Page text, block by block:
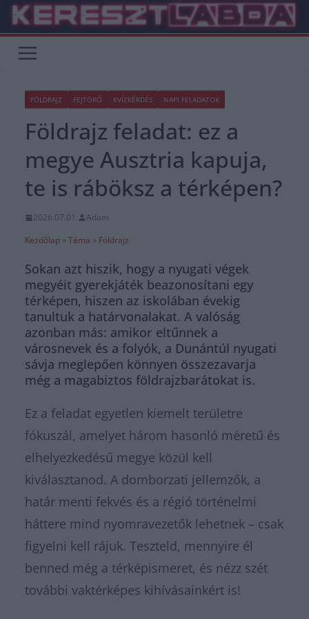
Skip
content
FÖLDRAJZ FEJTÖRŐ KVÍZKÉRDÉS NAPI FELADATOK
Földrajz feladat: ez a
megye Ausztria kapuja,
te is ráböksz a térképen?
2026.07.01.
Adam
Kezdőlap » Téma » Földrajz
Sokan azt hiszik, hogy a nyugati végek
megyéit gyerekjáték beazonosítani egy
térképen, hiszen az iskolában évekig
tanultuk a határvonalakat. A valóság
azonban más: amikor eltűnnek a
városnevek és a folyók, a Dunántúl nyugati
sávja meglepően könnyen összezavarja
még a magabiztos földrajzbarátokat is.
Ez a feladat egyetlen kiemelt területre
fókuszál, amelyet három hasonló méretű és
elhelyezkedésű megye közül kell
kiválasztanod. A domborzati jellemzők, a
határ menti fekvés és a régió történelmi
háttere mind nyomravezetők lehetnek – csak
figyelni kell rájuk. Teszteld, mennyire él
benned még a térképismeret, és nézz szét
további vaktérképes kihívásainkért is!